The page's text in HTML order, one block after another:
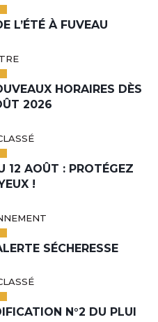
L’ÉTÉ À FUVEAU
HORAIRES DÈS
2026
12 AOÛT : PROTÉGEZ
!
SÉCHERESSE
N°2 DU PLUI